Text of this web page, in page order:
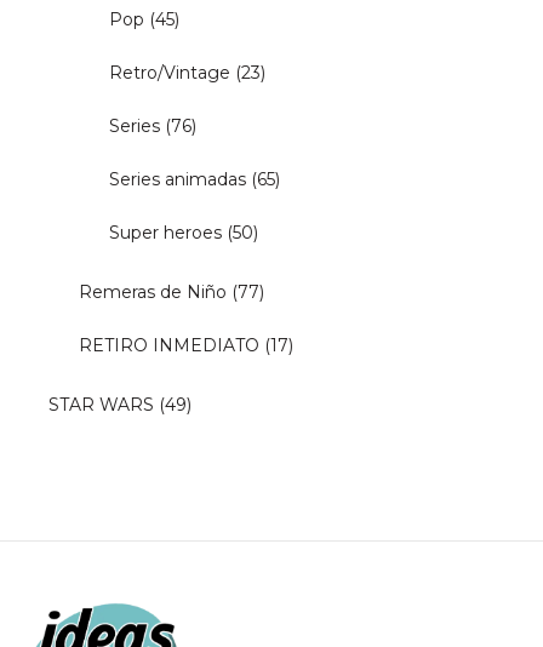
Pop (45)
Retro/Vintage (23)
Series (76)
Series animadas (65)
Super heroes (50)
Remeras de Niño (77)
RETIRO INMEDIATO (17)
STAR WARS (49)